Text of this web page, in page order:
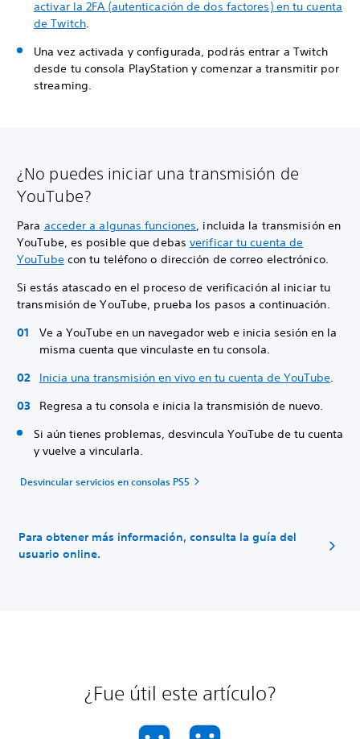
activar la 2FA (autenticación de dos factores) en tu cuenta
de Twitch.
Una vez activada y configurada, podrás entrar a Twitch
desde tu consola PlayStation y comenzar a transmitir por
streaming.
¿No puedes iniciar una transmisión de
YouTube?
Para acceder a algunas funciones, incluida la transmisión en
YouTube, es posible que debasverificar tu cuenta de
YouTubecon tu teléfono o dirección de correo electrónico.
Si estás atascado en el proceso de verificación al iniciar tu
transmisión de YouTube, prueba los pasos a continuación.
Ve a YouTube en un navegador web e inicia sesión en la
misma cuenta que vinculaste en tu consola.
Inicia una transmisión en vivo en tu cuenta de YouTube.
Regresa a tu consola e inicia la transmisión de nuevo.
Si aún tienes problemas, desvincula YouTube de tu cuenta
y vuelve a vincularla.
Desvincular servicios en consolas PS5
Para obtener más información, consulta la guía del
usuario online.
¿Fue útil este artículo?